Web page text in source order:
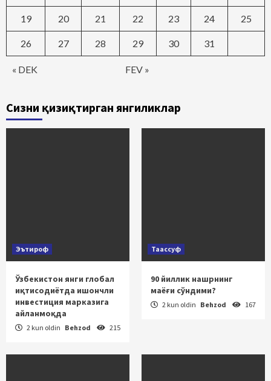
« DEK FEV »
19 20 21 22 23 24 25
26 27 28 29 30 31
Сизни қизиқтирган янгиликлар
Эътироф
Ўзбекистон янги глобал
иқтисодиётда ишончли
инвестиция марказига
айланмоқда
2 kun oldin Behzod 215
Таассуф
90 йиллик нашрнинг
маёғи сўндими?
2 kun oldin Behzod 167